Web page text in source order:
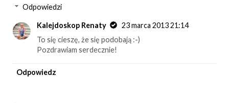
Odpowiedzi
Kalejdoskop Renaty
23 marca 2013 21:14
To się cieszę, że się podobają :-)
Pozdrawiam serdecznie!
Odpowiedz